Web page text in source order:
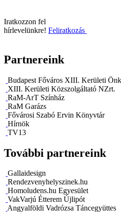
Iratkozzon fel
hírlevelünkre! Feliratkozás
Partnereink
Budapest Főváros XIII. Kerületi
XIII. Kerületi Közszolgáltató NZrt.
RaM-ArT Színház
RaM Garázs
Fővárosi Szabó Ervin Könyvtár
Hírnök
TV13
További partnereink
Gallaidesign
Rendezvenyhelyszinek.hu
Homoludens.hu Egyesület
VakVarjú Étterem Újlipót
Angyalföldi Vadrózsa Táncegyüttes